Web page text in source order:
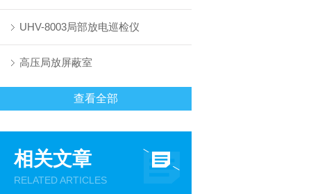
UHV-8003局部放电巡检仪
高压局放屏蔽室
查看全部
相关文章
RELATED ARTICLES